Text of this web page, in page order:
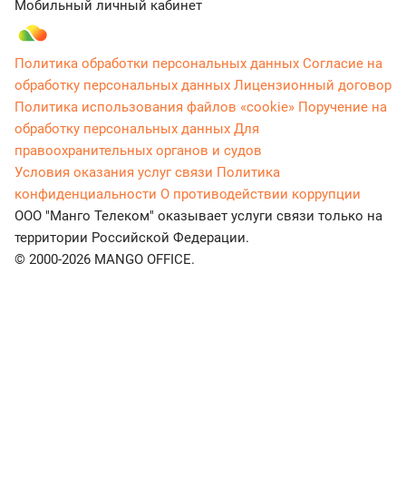
Мобильный личный кабинет
Политика обработки персональных данных Согласие на
обработку персональных данных Лицензионный договор
Политика использования файлов «cookie» Поручение на
обработку персональных данных Для
правоохранительных органов и судов
Условия оказания услуг связи Политика
конфиденциальности О противодействии коррупции
ООО "Манго Телеком" оказывает услуги связи только на
территории Российской Федерации.
© 2000-2026 MANGO OFFICE.